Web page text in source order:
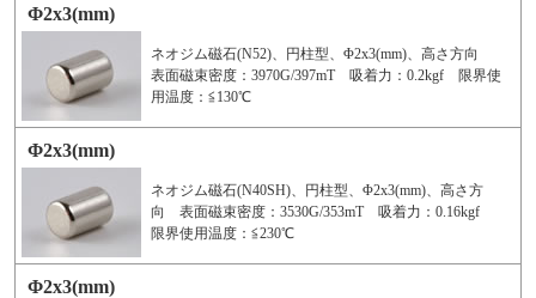
Φ2x3(mm)
ネオジム磁石(N52)、円柱型、Φ2x3(mm)、高さ方向
表面磁束密度：3970G/397mT 吸着力：0.2kgf 限界使
用温度：≦130℃
Φ2x3(mm)
ネオジム磁石(N40SH)、円柱型、Φ2x3(mm)、高さ方
向 表面磁束密度：3530G/353mT 吸着力：0.16kgf
限界使用温度：≦230℃
Φ2x3(mm)